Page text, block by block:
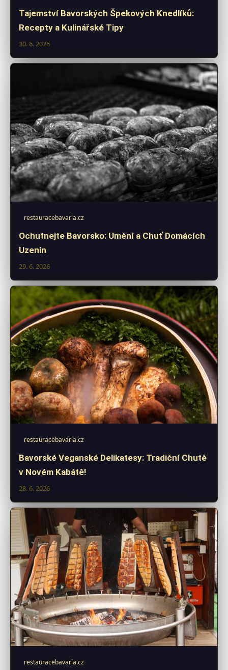
Tajemství Bavorských Špekových Knedlíků:
Recepty a Kulinářské Tipy
30. 6. 2026
restauracebavaria.cz
Ochutnejte Bavorsko: Umění a Chuť Domácích
Uzenin
29. 6. 2026
restauracebavaria.cz
Bavorské Veganské Delikatesy: Tradiční Chutě
v Novém Kabátě!
28. 6. 2026
restauracebavaria.cz